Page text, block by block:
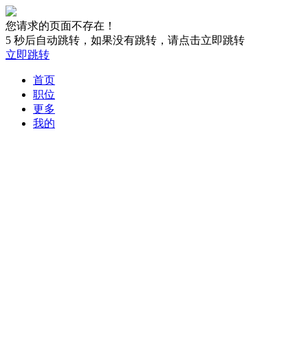
您请求的页面不存在！
5 秒后自动跳转，如果没有跳转，请点击立即跳转
立即跳转
首页
职位
更多
我的